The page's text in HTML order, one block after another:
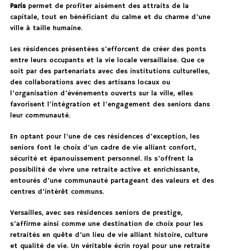
Parispermet de profiter aisément des attraits de la
capitale, tout en bénéficiant du calme et du charme d’une
ville à taille humaine.
Les résidences présentées s’efforcent de créer des ponts
entre leurs occupants et la vie locale versaillaise. Que ce
soit par des partenariats avec des institutions culturelles,
des collaborations avec des artisans locaux ou
l’organisation d’événements ouverts sur la ville, elles
favorisent l’intégration et l’engagement des seniors dans
leur communauté.
En optant pour l’une de ces résidences d’exception, les
seniors font le choix d’un cadre de vie alliant confort,
sécurité et épanouissement personnel. Ils s’offrent la
possibilité de vivre une retraite active et enrichissante,
entourés d’une communauté partageant des valeurs et des
centres d’intérêt communs.
Versailles, avec ses résidences seniors de prestige,
s’affirme ainsi comme une destination de choix pour les
retraités en quête d’un lieu de vie alliant histoire, culture
et qualité de vie. Un véritable écrin royal pour une retraite